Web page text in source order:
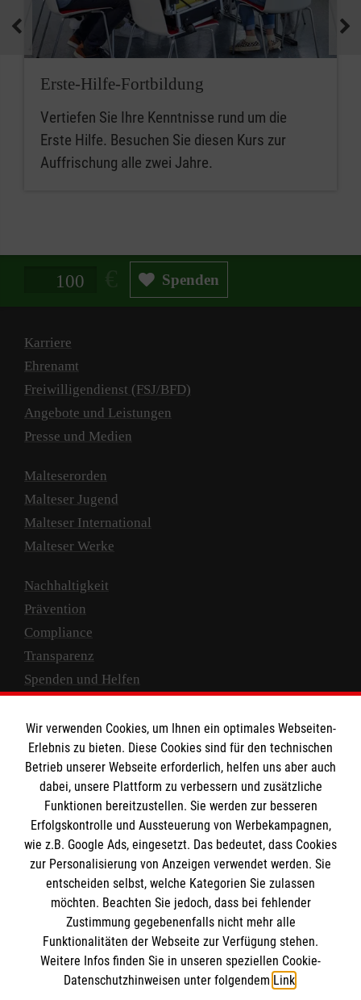
Erste-Hilfe-Fortbildung
Vertiefen Sie Ihre Kenntnisse rund um die
Erste Hilfe. Besuchen Sie diesen Kurs zur
Auffrischung alle zwei Jahre.
Spendenbetrag in Euro Spenden
Karriere
Ehrenamt
Freiwilligendienst (FSJ/BFD)
Angebote und Leistungen
Presse und Medien
Malteserorden
Malteser Jugend
Malteser International
Malteser Werke
Nachhaltigkeit
Prävention
Compliance
Transparenz
Spenden und Helfen
Empfänger: Malteser Hilfsdienst e.V.
IBAN: DE10 3706 0120 1201 2000 12
BIC: GENODED 1PA7
Newsletter abonnieren
Wir verwenden Cookies, um Ihnen ein optimales Webseiten-
Erlebnis zu bieten. Diese Cookies sind für den technischen
Betrieb unserer Webseite erforderlich, helfen uns aber auch
dabei, unsere Plattform zu verbessern und zusätzliche
Funktionen bereitzustellen. Sie werden zur besseren
Erfolgskontrolle und Aussteuerung von Werbekampagnen,
wie z.B. Google Ads, eingesetzt. Das bedeutet, dass Cookies
zur Personalisierung von Anzeigen verwendet werden. Sie
entscheiden selbst, welche Kategorien Sie zulassen
möchten. Beachten Sie jedoch, dass bei fehlender
Zustimmung gegebenenfalls nicht mehr alle
Funktionalitäten der Webseite zur Verfügung stehen.
Weitere Infos finden Sie in unseren speziellen Cookie-
Datenschutzhinweisen unter folgendem Link.